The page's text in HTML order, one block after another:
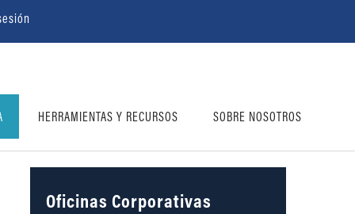
HERRAMIENTAS Y RECURSOS SOBRE NOSOTROS
Oficinas Corporativas